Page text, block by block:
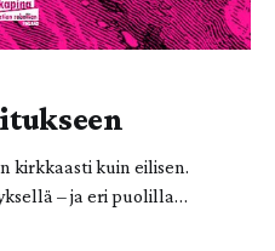
kirkkaasti kuin eilisen.
– ja eri puolilla